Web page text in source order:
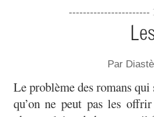
-----------------------
Par
Le problème des romans
qu’on ne peut pas les